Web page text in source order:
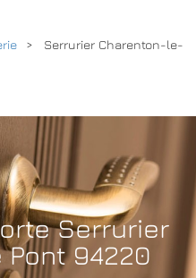
Serrurier Charenton-le-
Serrurier
94220